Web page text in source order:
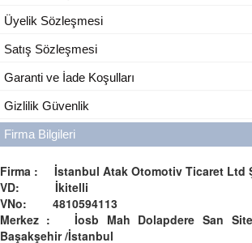
Üyelik Sözleşmesi
Satış Sözleşmesi
Garanti ve İade Koşulları
Gizlilik Güvenlik
Firma Bilgileri
Firma : İstanbul Atak Otomotiv Ticaret Ltd
VD: İkitelli
VNo: 4810594113
Merkez : İosb Mah Dolapdere San
Başakşehir /İstanbul